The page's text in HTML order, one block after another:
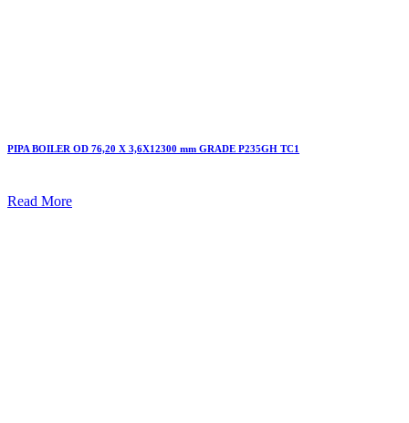
PIPA BOILER OD 76,20 X 3,6X12300 mm GRADE P235GH TC1
Read More